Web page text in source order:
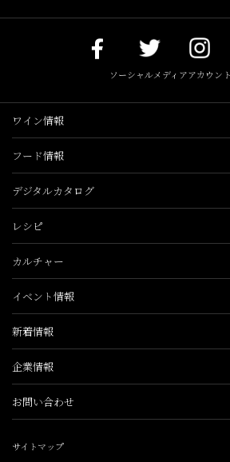
ソーシャルメディアアカウン
ワイン情報
フード情報
デジタルカタログ
レシピ
カルチャー
イベント情報
新着情報
企業情報
お問い合わせ
サイトマップ